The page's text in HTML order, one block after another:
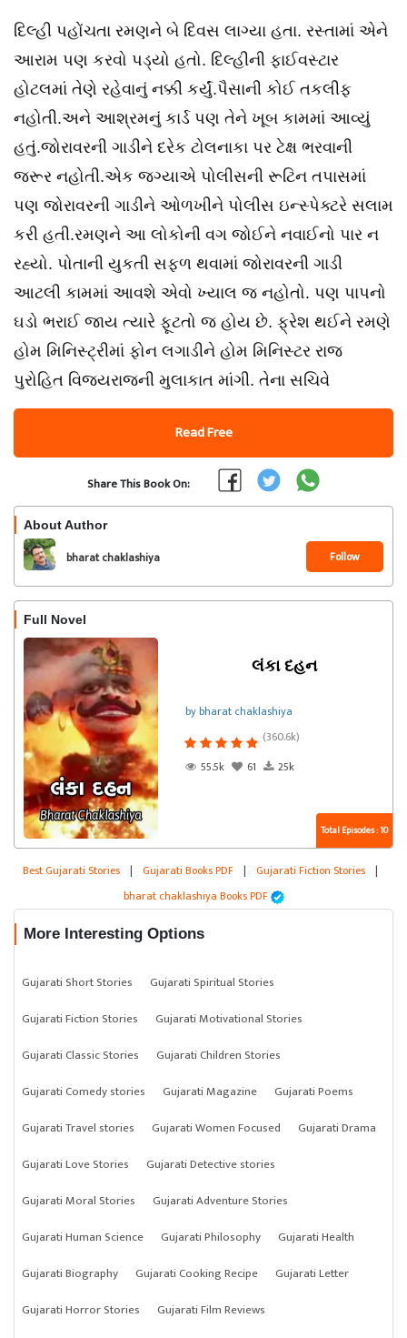
દિલ્હી પહોંચતા રમણને બે દિવસ લાગ્યા હતા. રસ્તામાં એને
આરામ પણ કરવો પડ્યો હતો. દિલ્હીની ફાઈવસ્ટાર
હોટલમાં તેણે રહેવાનું નક્કી કર્યું.પૈસાની કોઈ તકલીફ
નહોતી.અને આશ્રમનું કાર્ડ પણ તેને ખૂબ કામમાં આવ્યું
હતું.જોરાવરની ગાડીને દરેક ટોલનાકા પર ટેક્ષ ભરવાની
જરૂર નહોતી.એક જગ્યાએ પોલીસની રૂટિન તપાસમાં
પણ જોરાવરની ગાડીને ઓળખીને પોલીસ ઇન્સ્પેક્ટરે સલામ
કરી હતી.રમણને આ લોકોની વગ જોઈને નવાઈનો પાર ન
રહ્યો. પોતાની યુકતી સફળ થવામાં જોરાવરની ગાડી
આટલી કામમાં આવશે એવો ખ્યાલ જ નહોતો. પણ પાપનો
ઘડો ભરાઈ જાય ત્યારે ફૂટતો જ હોય છે. ફ્રેશ થઈને રમણે
હોમ મિનિસ્ટ્રીમાં ફોન લગાડીને હોમ મિનિસ્ટર રાજ
પુરોહિત વિજયરાજની મુલાકાત માંગી. તેના સચિવે
Read Free
Share This Book On:
About Author
bharat chaklashiya Follow
Full Novel
લંકા દહન
by bharat chaklashiya
(360.6k)
55.5k
61 25k
Total Episodes : 10
Best Gujarati Stories | Gujarati Books PDF | Gujarati Fiction Stories |
bharat chaklashiya Books PDF
More Interesting Options
Gujarati Short Stories
Gujarati Spiritual Stories
Gujarati Fiction Stories
Gujarati Motivational Stories
Gujarati Classic Stories
Gujarati Children Stories
Gujarati Comedy stories
Gujarati Magazine
Gujarati Poems
Gujarati Travel stories
Gujarati Women Focused
Gujarati Drama
Gujarati Love Stories
Gujarati Detective stories
Gujarati Moral Stories
Gujarati Adventure Stories
Gujarati Human Science
Gujarati Philosophy
Gujarati Health
Gujarati Biography
Gujarati Cooking Recipe
Gujarati Letter
Gujarati Horror Stories
Gujarati Film Reviews